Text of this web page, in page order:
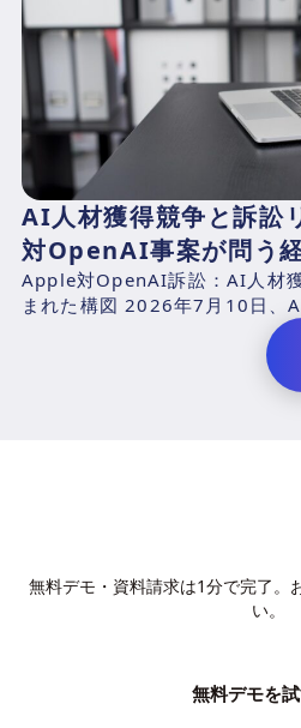
AI人材獲得競争と訴
対OpenAI事案が問う
Apple対OpenAI訴訟：AI人材
まれた構図 2026年7月10日、
無料デモ・資料請求は1分で完了。
い。
無料デモを